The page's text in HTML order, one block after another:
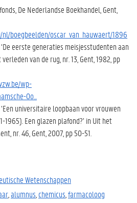
De Nederlandse Boekhandel, Gent,
boegbeelden/oscar_van_hauwaert/1896
eerste generaties meisjesstudenten aan
van de rug, nr. 13, Gent, 1982, pp
wp-
Oo...
universitaire loopbaan voor vrouwen
1965). Een glazen plafond?’ in Uit het
nr. 46, Gent, 2007, pp 50-51.
Wetenschappen
alumnus chemicus farmacoloog